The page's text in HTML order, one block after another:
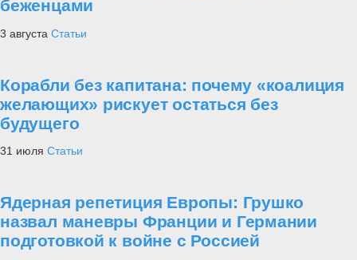
беженцами
3 августа Статьи
Корабли без капитана: почему «коалиция
желающих» рискует остаться без
будущего
31 июля Статьи
Ядерная репетиция Европы: Грушко
назвал маневры Франции и Германии
подготовкой к войне с Россией